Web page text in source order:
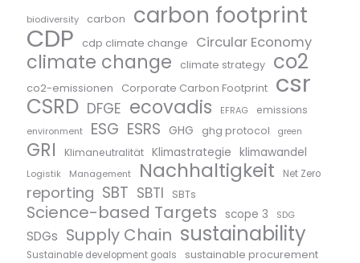
biodiversity carbon carbon footprint
CDP cdp climate change Circular Economy
climate change climate strategy co2
co2-emissionen Corporate Carbon Footprint csr
CSRD DFGE ecovadis EFRAG emissions
environment ESG ESRS GHG ghg protocol green
GRI Klimaneutralität Klimastrategie klimawandel
Logistik Management Nachhaltigkeit Net Zero
reporting SBT SBTI SBTs
Science-based Targets scope 3 SDG
SDGs Supply Chain sustainability
Sustainable development goals sustainable procurement